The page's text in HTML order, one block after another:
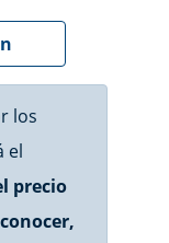
los
el
precio